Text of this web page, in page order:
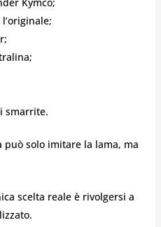
Kymco;
smarrite.
solo imitare la lama, ma
scelta reale è rivolgersi a